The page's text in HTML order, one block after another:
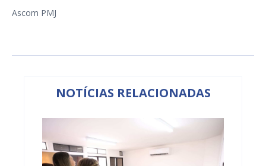
Ascom PMJ
NOTÍCIAS RELACIONADAS